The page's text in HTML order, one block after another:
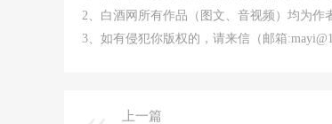
2、白酒网所有作品（图文、音视频）均为作
3、如有侵犯你版权的，请来信（邮箱
上一篇